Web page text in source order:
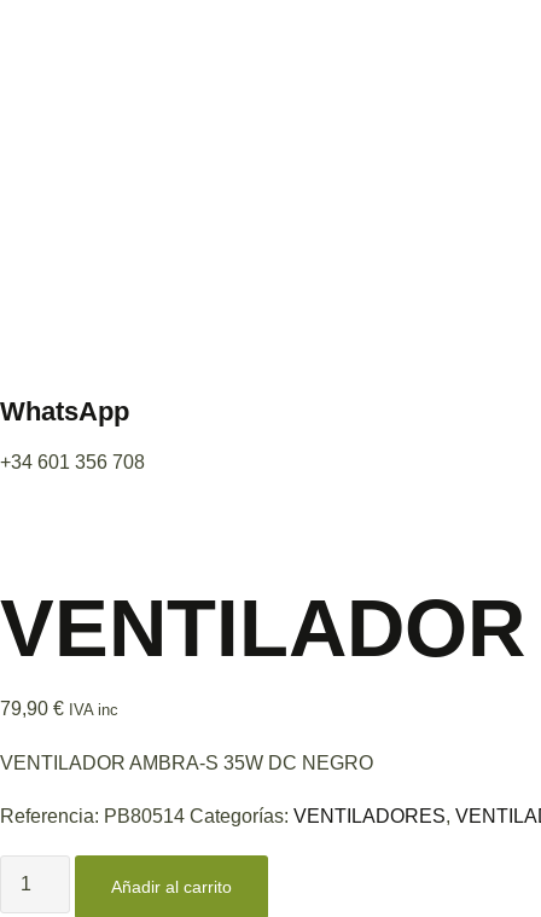
WhatsApp
+34 601 356 708
79,90 € IVA inc
VENTILADOR AMBRA-S 35W DC NEGRO
Referencia: PB80514 Categorías: VENTILADORES,
VENTILADOR
AMBRA-
Añadir al carrito